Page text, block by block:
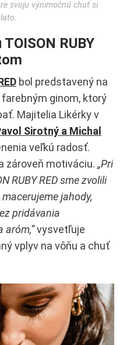
svoju výnimočnú chuť si
RUBY
bol predstavený na
ginom, ktorý
Majitelia Likérky v
Sirotný a Michal
veľkú radosť.
zároveň motiváciu. „Pri
RUBY RED sme zvolili
jahody,
pridávania
aróm,“vysvetľuje
vplyv na vôňu a chuť